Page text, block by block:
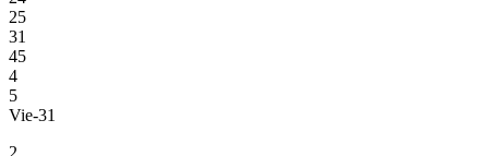
25
31
45
4
5
Vie-31
2